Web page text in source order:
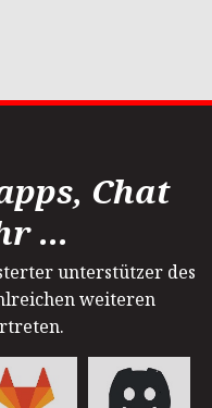
Chat
...
unterstützer des
weiteren